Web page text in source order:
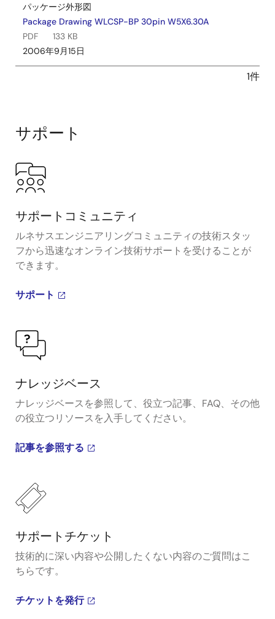
パッケージ外形図
Package Drawing WLCSP-BP 30pin W5X6.30A
PDF
133 KB
2006年9月15日
1件
サポート
サポートコミュニティ
ルネサスエンジニアリングコミュニティの技術スタッ
フから迅速なオンライン技術サポートを受けることが
できます。
サポート
ナレッジベース
ナレッジベースを参照して、役立つ記事、FAQ、その他
の役立つリソースを入手してください。
記事を参照する
サポートチケット
技術的に深い内容や公開したくない内容のご質問はこ
ちらです。
チケットを発行